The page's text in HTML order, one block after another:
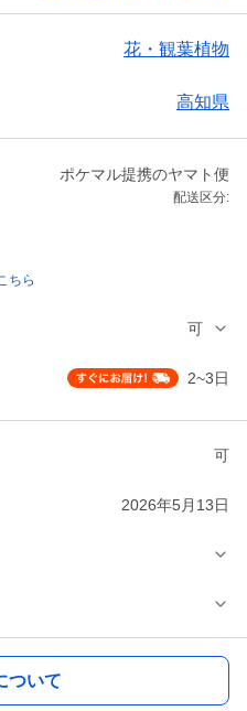
花・観葉植物
高知県
ポケマル提携のヤマト便
配送区分:
ちら
可
2~3日
可
2026年5月13日
ついて